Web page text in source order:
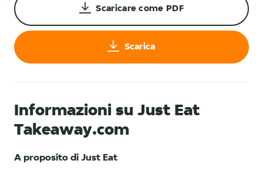
Scaricare come PDF
Scarica
Informazioni su Just Eat
Takeaway.com
A proposito di Just Eat